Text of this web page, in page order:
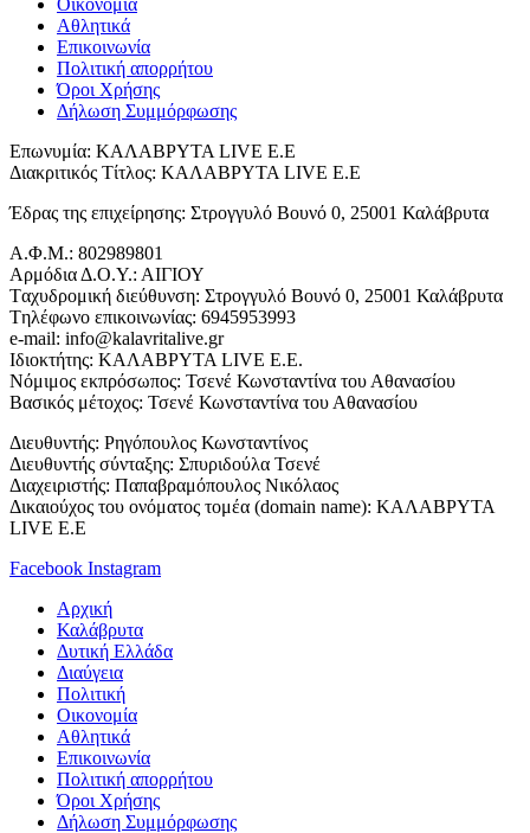
Οικονομία
Αθλητικά
Επικοινωνία
Πολιτική απορρήτου
Όροι Χρήσης
Δήλωση Συμμόρφωσης
Επωνυμία: ΚΑΛΑΒΡΥΤΑ LIVE Ε.Ε
Διακριτικός Τίτλος: ΚΑΛΑΒΡΥΤΑ LIVE E.E
Έδρας της επιχείρησης: Στρογγυλό Βουνό 0, 25001 Καλάβρυτα
Α.Φ.Μ.: 802989801
Αρμόδια Δ.Ο.Υ.: ΑΙΓΙΟΥ
Tαχυδρομική διεύθυνση: Στρογγυλό Βουνό 0, 25001 Καλάβρυτα
Tηλέφωνο επικοινωνίας: 6945953993
e-mail: info@kalavritalive.gr
Iδιοκτήτης: ΚΑΛΑΒΡΥΤΑ LIVE E.E.
Νόμιμος εκπρόσωπος: Τσενέ Κωνσταντίνα του Αθανασίου
Βασικός μέτοχος: Τσενέ Κωνσταντίνα του Αθανασίου
Διευθυντής: Ρηγόπουλος Κωνσταντίνος
Διευθυντής σύνταξης: Σπυριδούλα Τσενέ
Διαχειριστής: Παπαβραμόπουλος Νικόλαος
Δικαιούχος του ονόματος τομέα (domain name): ΚΑΛΑΒΡΥΤΑ
LIVE E.E
Facebook Instagram
Αρχική
Καλάβρυτα
Δυτική Ελλάδα
Διαύγεια
Πολιτική
Οικονομία
Αθλητικά
Επικοινωνία
Πολιτική απορρήτου
Όροι Χρήσης
Δήλωση Συμμόρφωσης